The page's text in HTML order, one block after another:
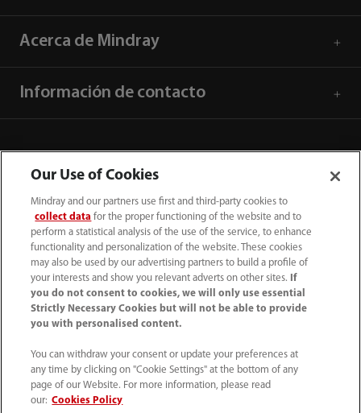
Acerca de Mindray
Información de contacto
52 55 5661 9450
Condiciones de uso｜ Mapa del sitio ｜ Aviso cookies
Aviso de privacidad
Our Use of Cookies
Mindray and our partners use first and third-party cookies to
collect data for the proper functioning of the website and to
perform a statistical analysis of the use of the service, to enhance
functionality and personalization of the website. These cookies
may also be used by our advertising partners to build a profile of
your interests and show you relevant adverts on other sites.
If
you do not consent to cookies, we will only use essential
Strictly Necessary Cookies but will not be able to provide
you with personalised content.
You can withdraw your consent or update your preferences at
any time by clicking on "Cookie Settings" at the bottom of any
page of our Website. For more information, please read
our: Cookies Policy